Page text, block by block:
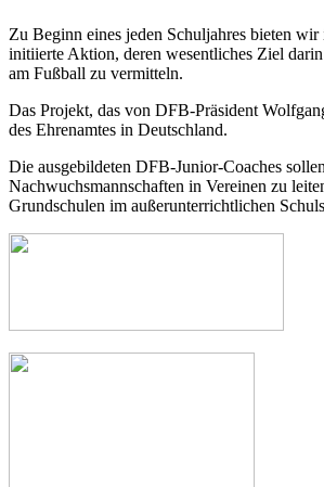
Zu Beginn eines jeden Schuljahres bieten
initiierte Aktion, deren wesentliches Ziel
am Fußball zu vermitteln.
Das Projekt, das von DFB-Präsident
des Ehrenamtes in Deutschland.
Die ausgebildeten DFB-Junior-Coaches
Nachwuchsmannschaften in Vereinen zu
Grundschulen im außerunterrichtlichen